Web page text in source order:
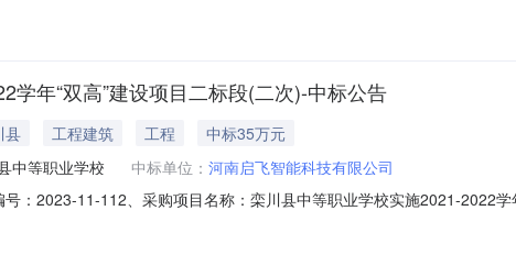
学年“双高”建设项目二标段(二次)-中标公告
县 工程建筑 工程
中标35万元
中等职业学校 中标单位： 河南启飞智能科技有限公司
：2023-11-112、采购项目名称：栾川县中等职业学校实施2021-2022
包含如下内容：建设一个摄影测量实训室，包含4旋翼固定翼配正射相机